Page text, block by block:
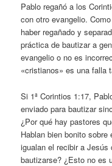
Pablo regañó a los
con otro evangelio.
haber regañado y
práctica de bautizar a
evangelio o no es
«cristianos» es una falla
Si 1ª Corintios 1:17,
enviado para bautizar
¿Por qué hay pastores
Hablan bien bonito
igualan el recibir a
bautizarse? ¿Esto no es